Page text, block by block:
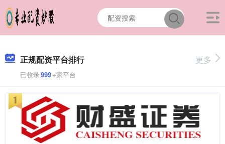
正规配资平台排行
已收录999+家平台
更多